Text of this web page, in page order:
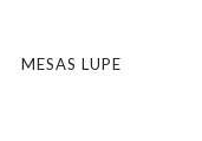
MESAS LUPE